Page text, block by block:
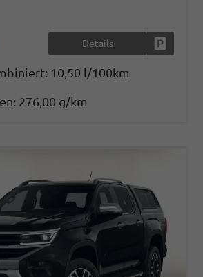
Details
10,50 l/100km
276,00 g/km